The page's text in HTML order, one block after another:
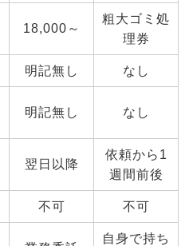
18,000～
粗大ゴミ処
理券
明記無し なし
明記無し なし
翌日以降
依頼から1
週間前後
不可 不可
自身で持ち